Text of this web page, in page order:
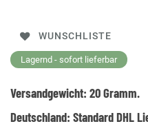
WUNSCHLISTE
Lagernd - sofort lieferbar
Versandgewicht: 20Gramm.
Deutschland: Standard DHL